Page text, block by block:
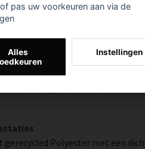
hoge kleurnauwkeurigheid,
moderne, heldere en
natuurlijke warmte en een
de HP Latex-inkten met het
Polyester met een
pas uw voorkeuren aan via de
Alles
Instellingen